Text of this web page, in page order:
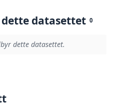
datasettet 0
dette datasettet.